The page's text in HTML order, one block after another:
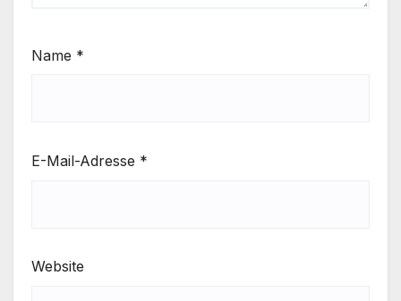
Name *
E-Mail-Adresse *
Website